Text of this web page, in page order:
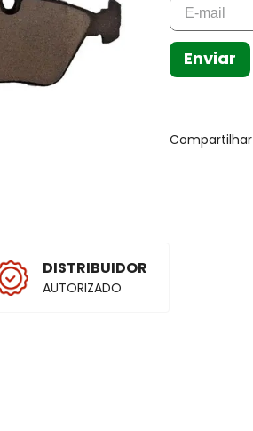
DISTRIBUIDOR
AUTORIZADO
Enviar
Compartilhar